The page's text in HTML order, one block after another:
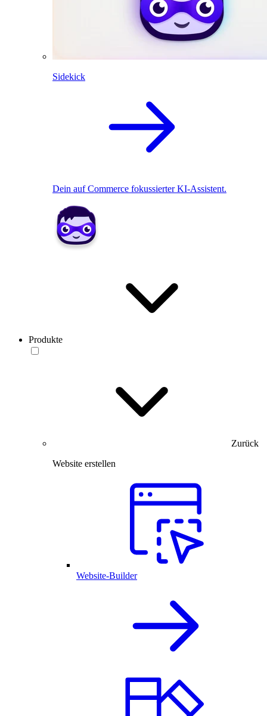
Sidekick
Dein auf Commerce fokussierter KI-Assistent.
Produkte
Zurück
Website erstellen
Website-Builder